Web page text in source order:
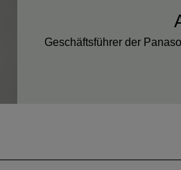
Geschäftsführer der